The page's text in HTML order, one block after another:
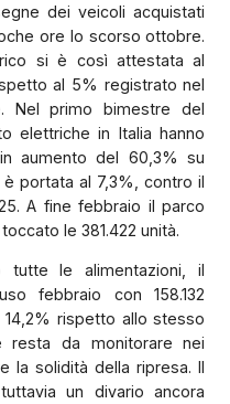
dei veicoli acquistati
ore lo scorso ottobre.
si è così attestata al
al 5% registrato nel
Nel primo bimestre del
elettriche in Italia hanno
aumento del 60,3% su
portata al 7,3%, contro il
A fine febbraio il parco
le 381.422 unità.
tutte le alimentazioni, il
febbraio con 158.132
rispetto allo stesso
da monitorare nei
la solidità della ripresa. Il
un divario ancora